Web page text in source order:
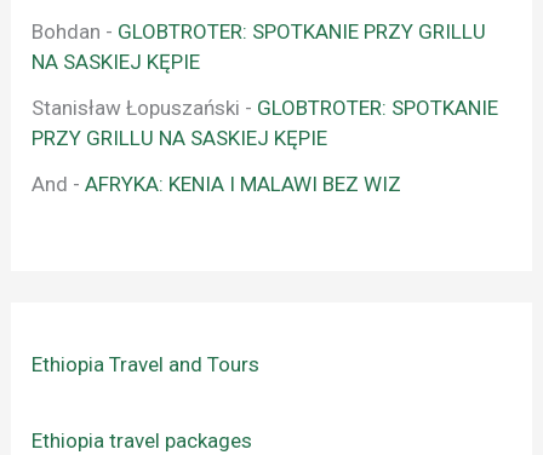
Bohdan - GLOBTROTER: SPOTKANIE PRZY GRILLU
NA SASKIEJ KĘPIE
Stanisław Łopuszański - GLOBTROTER: SPOTKANIE
PRZY GRILLU NA SASKIEJ KĘPIE
And -AFRYKA: KENIA I MALAWI BEZ WIZ
Ethiopia Travel and Tours
Ethiopia travel packages